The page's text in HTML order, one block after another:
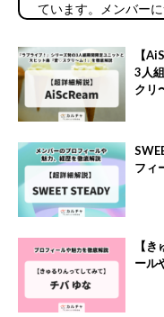
ています。メンバー
【
3人
クリ
フィ
【
ール